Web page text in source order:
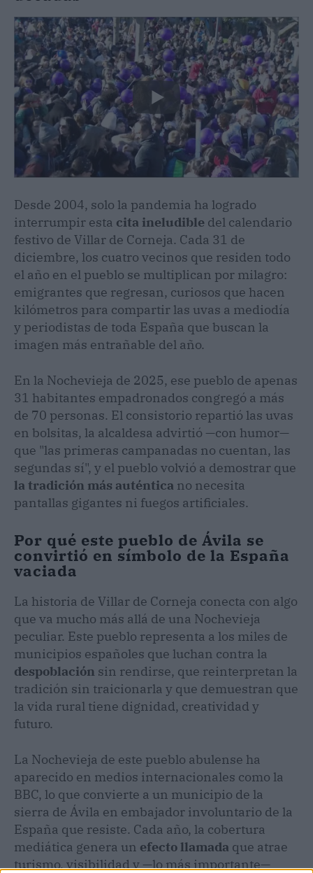
Desde 2004, solo la pandemia ha logrado
interrumpir esta cita ineludible del calendario
festivo de Villar de Corneja. Cada 31 de
diciembre, los cuatro vecinos que residen todo
el año en el pueblo se multiplican por milagro:
emigrantes que regresan, curiosos que hacen
kilómetros para compartir las uvas a mediodía
y periodistas de toda España que buscan la
imagen más entrañable del año.
En la Nochevieja de 2025, ese pueblo de apenas
31 habitantes empadronados congregó a más
de 70 personas. El consistorio repartió las uvas
en bolsitas, la alcaldesa advirtió —con humor—
que "las primeras campanadas no cuentan, las
segundas sí", y el pueblo volvió a demostrar que
la tradición más auténtica no necesita
pantallas gigantes ni fuegos artificiales.
Por qué este pueblo de Ávila se
convirtió en símbolo de la España
vaciada
La historia de Villar de Corneja conecta con algo
que va mucho más allá de una Nochevieja
peculiar. Este pueblo representa a los miles de
municipios españoles que luchan contra la
despoblación sin rendirse, que reinterpretan la
tradición sin traicionarla y que demuestran que
la vida rural tiene dignidad, creatividad y
futuro.
La Nochevieja de este pueblo abulense ha
aparecido en medios internacionales como la
BBC, lo que convierte a un municipio de la
sierra de Ávila en embajador involuntario de la
España que resiste. Cada año, la cobertura
mediática genera un efecto llamada que atrae
turismo, visibilidad y —lo más importante—